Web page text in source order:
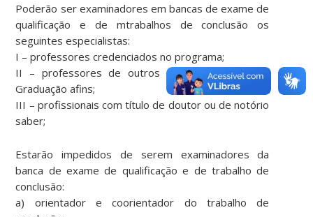
Poderão ser examinadores em bancas de exame de
qualificação e de mtrabalhos de conclusão os
seguintes especialistas:
I – professores credenciados no programa;
II – professores de outros programas de Pós-
Graduação afins;
III – profissionais com título de doutor ou de notório
saber;
Estarão impedidos de serem examinadores da
banca de exame de qualificação e de trabalho de
conclusão:
a) orientador e coorientador do trabalho de